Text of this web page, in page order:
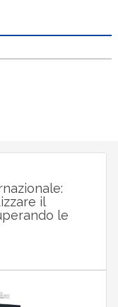
il
le